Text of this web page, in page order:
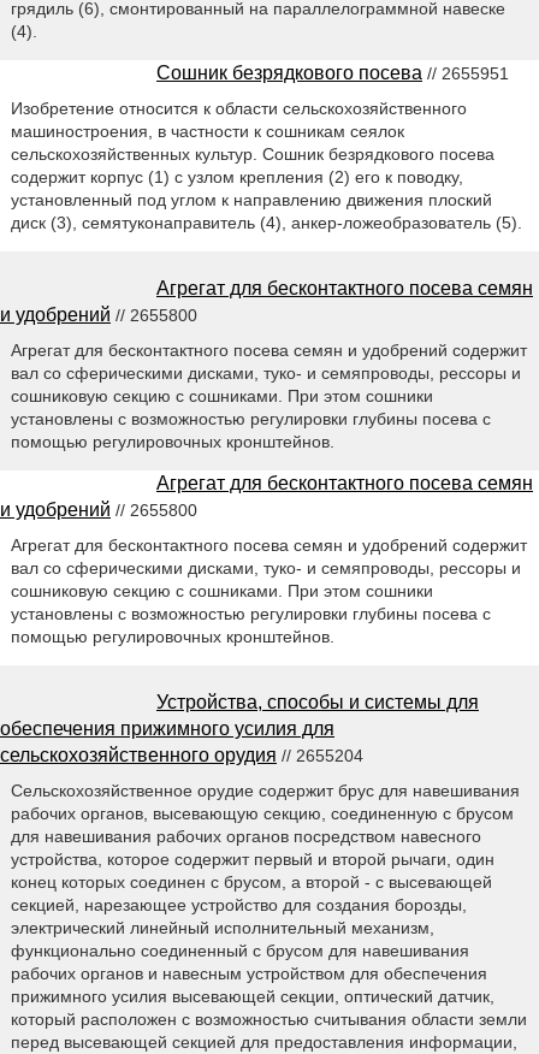
грядиль (6), смонтированный на параллелограммной навеске
(4).
Сошник безрядкового посева // 2655951
Изобретение относится к области сельскохозяйственного
машиностроения, в частности к сошникам сеялок
сельскохозяйственных культур. Сошник безрядкового посева
содержит корпус (1) с узлом крепления (2) его к поводку,
установленный под углом к направлению движения плоский
диск (3), семятуконаправитель (4), анкер-ложеобразователь (5).
Агрегат для бесконтактного посева семян
и удобрений // 2655800
Агрегат для бесконтактного посева семян и удобрений содержит
вал со сферическими дисками, туко- и семяпроводы, рессоры и
сошниковую секцию с сошниками. При этом сошники
установлены с возможностью регулировки глубины посева с
помощью регулировочных кронштейнов.
Агрегат для бесконтактного посева семян
и удобрений // 2655800
Агрегат для бесконтактного посева семян и удобрений содержит
вал со сферическими дисками, туко- и семяпроводы, рессоры и
сошниковую секцию с сошниками. При этом сошники
установлены с возможностью регулировки глубины посева с
помощью регулировочных кронштейнов.
Устройства, способы и системы для
обеспечения прижимного усилия для
сельскохозяйственного орудия // 2655204
Сельскохозяйственное орудие содержит брус для навешивания
рабочих органов, высевающую секцию, соединенную с брусом
для навешивания рабочих органов посредством навесного
устройства, которое содержит первый и второй рычаги, один
конец которых соединен с брусом, а второй - с высевающей
секцией, нарезающее устройство для создания борозды,
электрический линейный исполнительный механизм,
функционально соединенный с брусом для навешивания
рабочих органов и навесным устройством для обеспечения
прижимного усилия высевающей секции, оптический датчик,
который расположен с возможностью считывания области земли
перед высевающей секцией для предоставления информации,